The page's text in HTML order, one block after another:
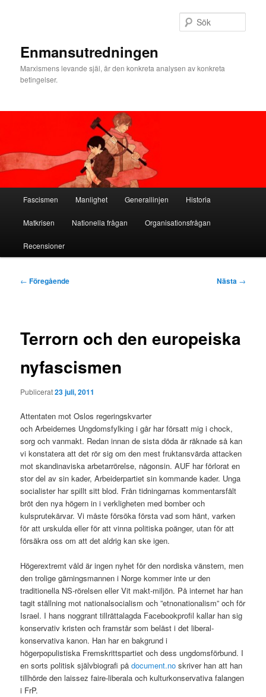
Enmansutredningen
Marxismens levande själ, är den konkreta analysen av konkreta
betingelser.
Fascismen Manlighet Generallinjen Historia
Matkrisen Nationella frågan Organisationsfrågan
Recensioner
Inläggsnavigering
← Föregående Nästa →
Terrorn och den europeiska
nyfascismen
Publicerat23 juli, 2011
Attentaten mot Oslos regeringskvarter
och Arbeidernes Ungdomsfylking i går har försatt mig i chock,
sorg och vanmakt. Redan innan de sista döda är räknade så kan
vi konstatera att det rör sig om den mest fruktansvärda attacken
mot skandinaviska arbetarrörelse, någonsin. AUF har förlorat en
stor del av sin kader, Arbeiderpartiet sin kommande kader. Unga
socialister har spillt sitt blod. Från tidningarnas kommentarsfält
bröt den nya högern in i verkligheten med bomber och
kulsprutekärvar. Vi måste försöka första vad som hänt, varken
för att urskulda eller för att vinna politiska poänger, utan för att
försäkra oss om att det aldrig kan ske igen.
Högerextremt våld är ingen nyhet för den nordiska vänstern, men
den trolige gärningsmannen i Norge kommer inte ur den
traditionella NS-rörelsen eller Vit makt-miljön. På internet har han
tagit ställning mot nationalsocialism och ”etnonationalism” och för
Israel. I hans noggrant tillrättalagda Facebookprofil kallar han sig
konservativ kristen och framstår som beläst i det liberal-
konservativa kanon. Han har en bakgrund i
högerpopulistiska Fremskrittspartiet och dess ungdomsförbund. I
en sorts politisk självbiografi pådocument.no skriver han att han
tillhörde den laissez faire-liberala och kulturkonservativa falangen
i FrP.